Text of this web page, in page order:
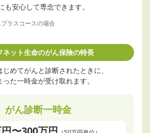
も安心して専念できます。
ラスコースの場合
ネット生命のがん保険の特長
めてがんと診断されたときに、
った一時金が受け取れます。
がん診断一時金